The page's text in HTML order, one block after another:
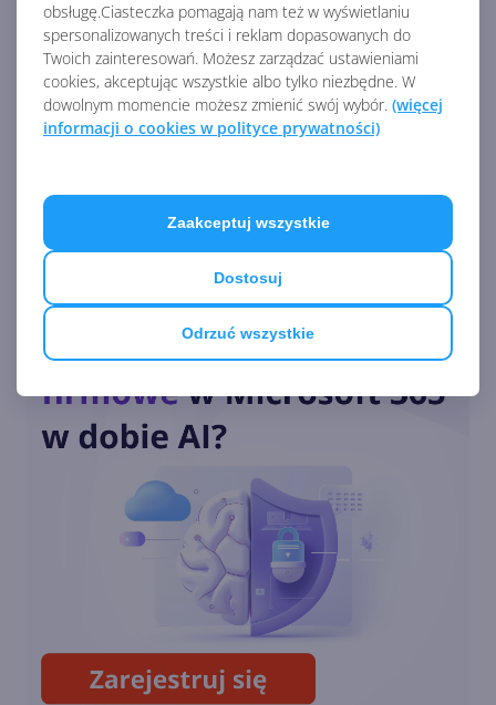
obsługę.Ciasteczka pomagają nam też w wyświetlaniu
spersonalizowanych treści i reklam dopasowanych do
Twoich zainteresowań. Możesz zarządzać ustawieniami
cookies, akceptując wszystkie albo tylko niezbędne. W
dowolnym momencie możesz zmienić swój wybór. (więcej
informacji o cookies w polityce prywatności)
Odrzuć wszystkie
Dostosuj
Zaakceptuj wszystkie
Nvidia wypuściła aktualizację
zabezpieczeń dla Windows 7 i
8
sterowniki dla Windows 7 i 8.x
Windows 7 w 2024 roku
Windows 7/8/8.1
To już ostatni Patch Tuesday
dla Windows 7 i Windows 8.1.
Sprawdzamy listy zmian
Zobaczwięcej